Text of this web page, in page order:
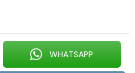
WHATSAPP